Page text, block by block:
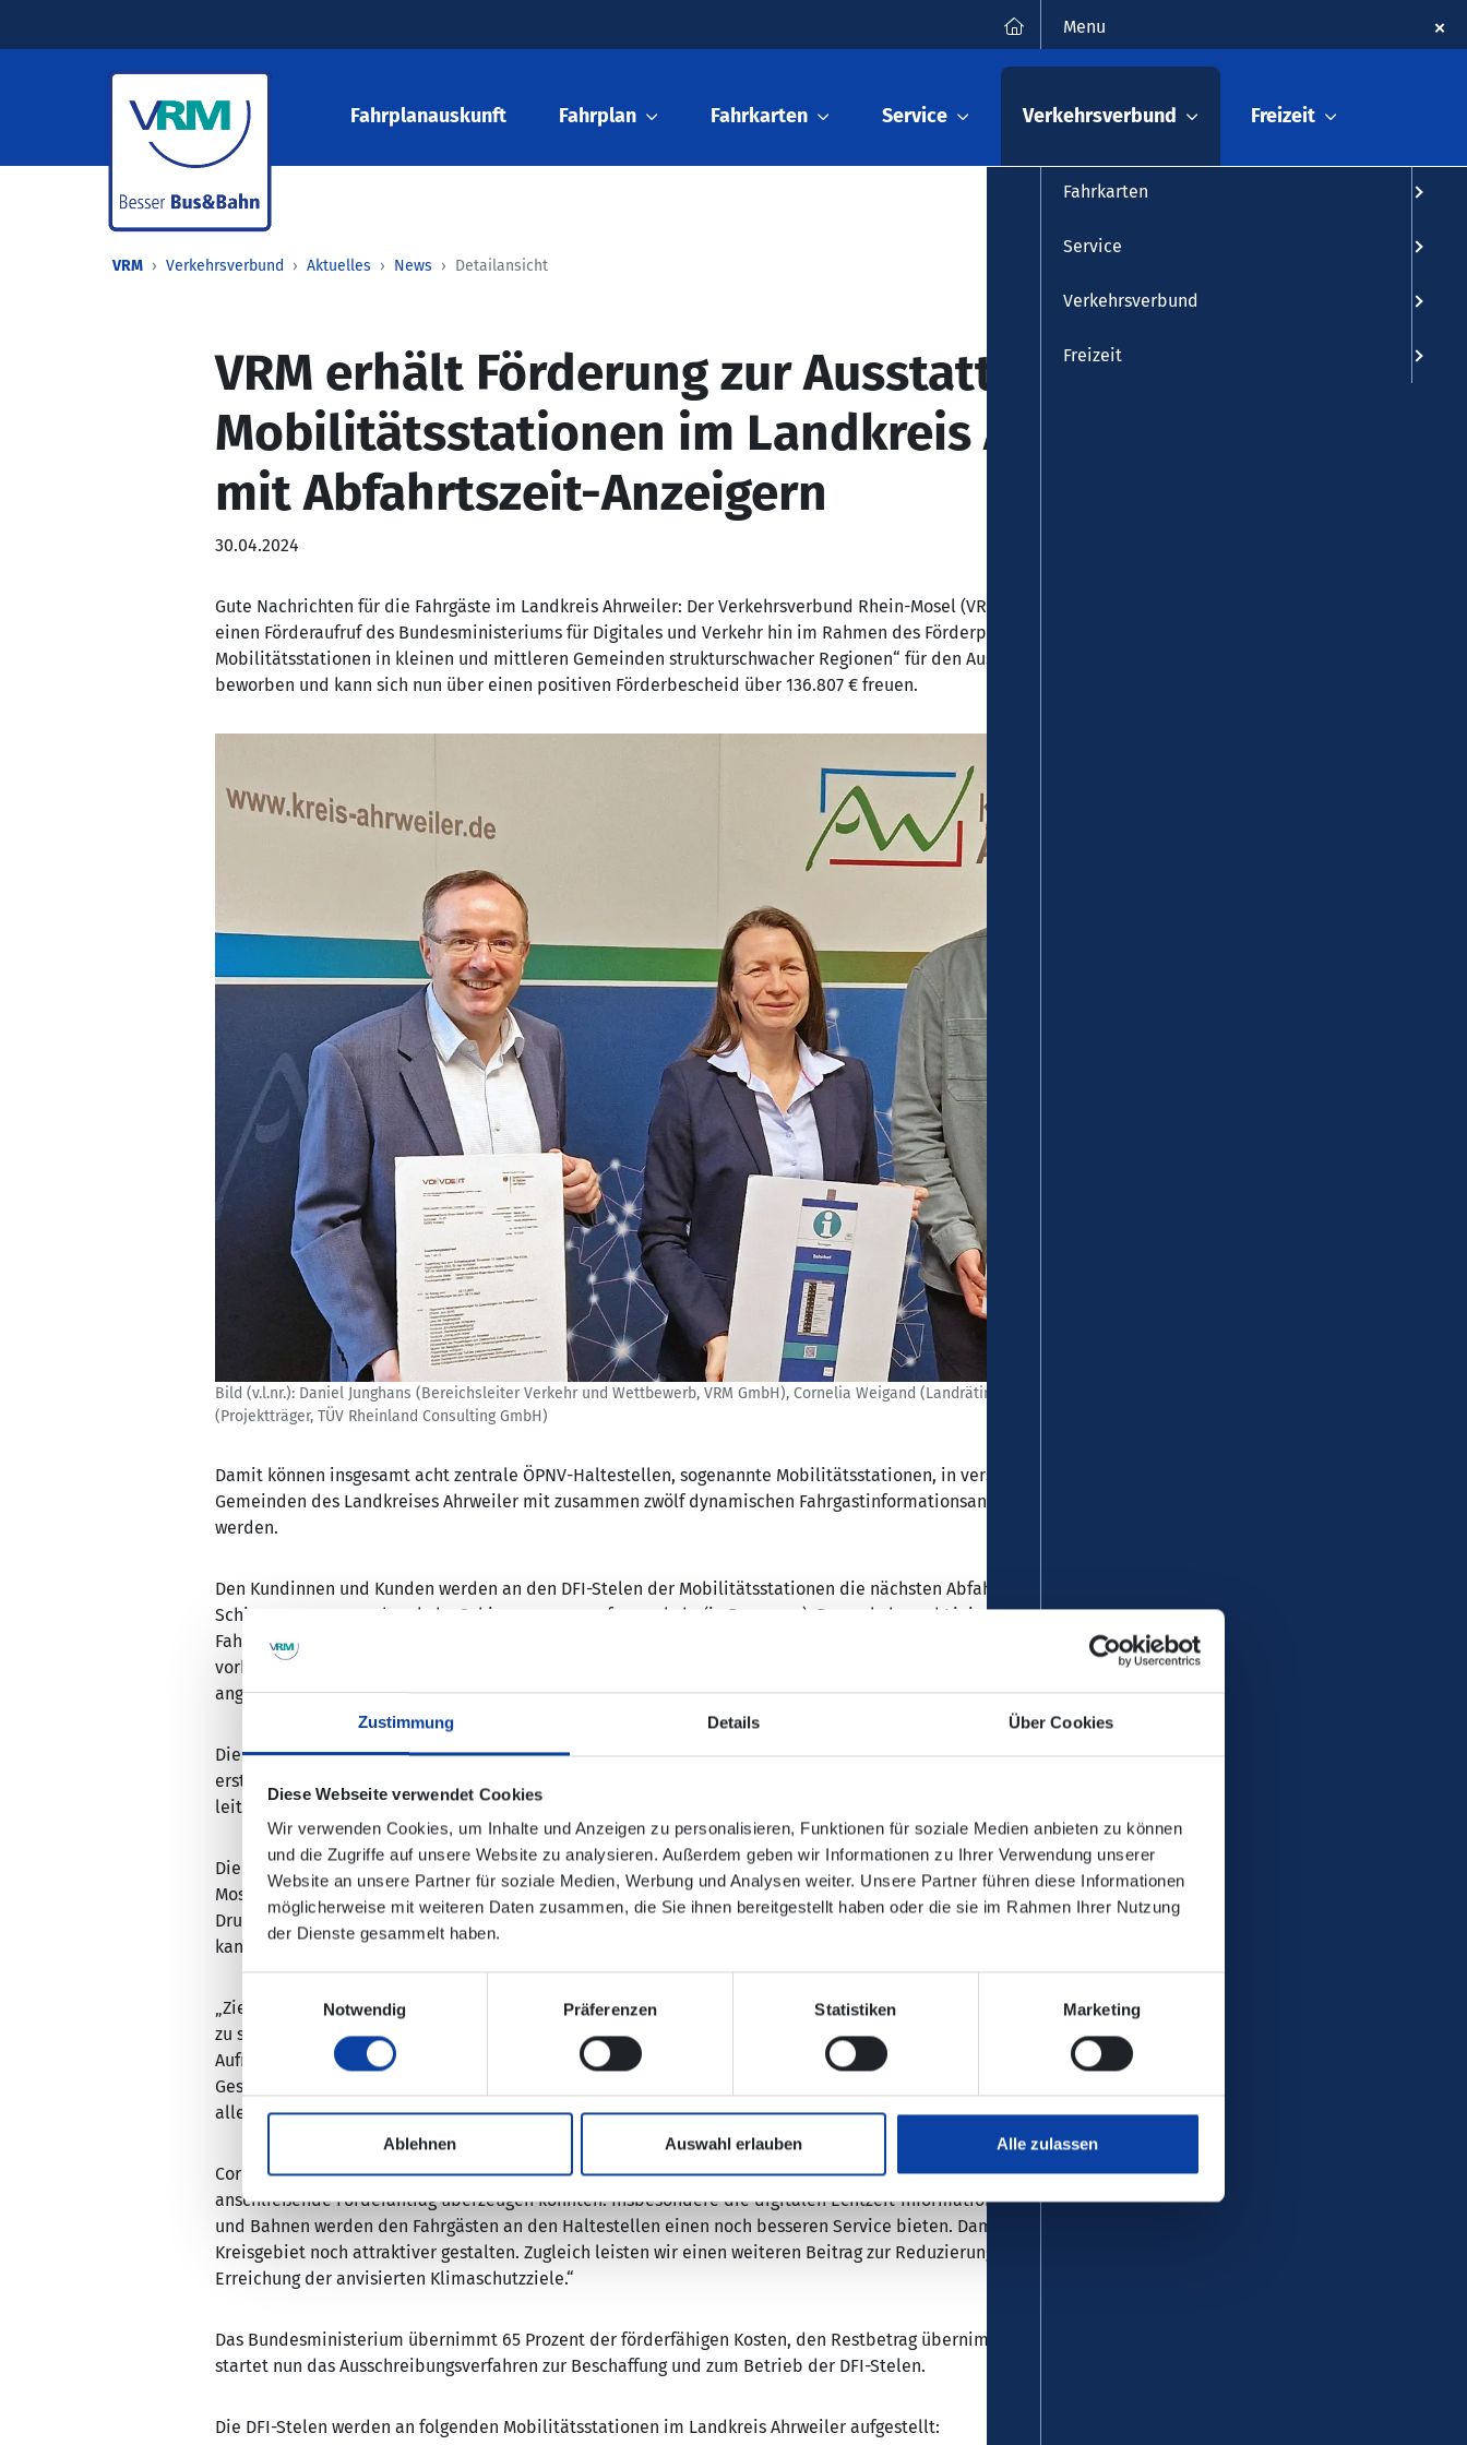
Zustimmung Details Über Cookies
Diese Webseite verwendet Cookies
Wir verwenden Cookies, um Inhalte und Anzeigen zu personalisieren, Funktionen für soziale Medien anbieten zu können
und die Zugriffe auf unsere Website zu analysieren. Außerdem geben wir Informationen zu Ihrer Verwendung unserer
Website an unsere Partner für soziale Medien, Werbung und Analysen weiter. Unsere Partner führen diese Informationen
möglicherweise mit weiteren Daten zusammen, die Sie ihnen bereitgestellt haben oder die sie im Rahmen Ihrer Nutzung
der Dienste gesammelt haben.
Notwendig
Präferenzen Statistiken Marketing
Ablehnen Auswahl erlauben Alle zulassen
Fahrplanauskunft Fahrplan Fahrkarten Service Verkehrsverbund Freizeit
VRM Verkehrsverbund Aktuelles News Detailansicht
VRM erhält Förderung zur Ausstattung der
Mobilitätsstationen im Landkreis Ahrweiler
mit Abfahrtszeit-Anzeigern
30.04.2024
Gute Nachrichten für die Fahrgäste im Landkreis Ahrweiler: Der Verkehrsverbund Rhein-Mosel (VRM) hatte sich im Herbst 2023 auf
einen Förderaufruf des Bundesministeriums für Digitales und Verkehr hin im Rahmen des Förderprogramms „Förderung von
Mobilitätsstationen in kleinen und mittleren Gemeinden strukturschwacher Regionen“ für den Ausbau von Mobilitätsstationen
beworben und kann sich nun über einen positiven Förderbescheid über 136.807 € freuen.
Bild (v.l.nr.): Daniel Junghans (Bereichsleiter Verkehr und Wettbewerb, VRM GmbH), Cornelia Weigand (Landrätin Kreis Ahrweiler), Julius Edling
(Projektträger, TÜV Rheinland Consulting GmbH)
Damit können insgesamt acht zentrale ÖPNV-Haltestellen, sogenannte Mobilitätsstationen, in verschiedenen Städten und
Gemeinden des Landkreises Ahrweiler mit zusammen zwölf dynamischen Fahrgastinformationsanzeigern (DFI-Stelen) ausgestattet
werden.
Den Kundinnen und Kunden werden an den DFI-Stelen der Mobilitätsstationen die nächsten Abfahrtszeiten im
Schienenpersonennahverkehr, Schienenpersonenfernverkehr (in Remagen), Busverkehr und Linienbedarfsverkehr (Anruf-Linien-
Fahrten) in Echtzeit übersichtlich mittels Anzeige auf ePaper zur Verfügung gestellt. Darüber hinaus wird auf den Stelen die aktuell
vorhandene Anzahl der an diesen Stationen ausleihbaren Fahrräder des im März 2024 gestarteten E-Bike-Verleihsystems
angezeigt.
Die Stromversorgung der DFI-Stelen wird kostengünstig und umweltfreundlich mittels moderner und leistungsstarker Solarzellen
erstellt, die Datenversorgung erfolgt über Mobilfunk. Dies reduziert die Tiefbau- und Betriebskosten gegenüber alternativ
leitungsgebundenen Ausführungen deutlich.
Die DFI-Stelen werden an die bestehende und anbieterübergreifende Fahrplan-Datendrehscheibe des Verkehrsverbundes Rhein-­
Mosel sowie die Datenbank des E-Bike-Betreibers angeschlossen. Zur Verbesserung der Barrierefreiheit stehen an den Stelen
Drucktasten zur Verfügung, mit denen man sich die Informationen über eine „Text to Speech“-Schnittstelle auch vorlesen lassen
kann.
„Ziel des Vorhabens ist es, den Bürgerinnen und Bürgern Echtzeitdaten für Bus und Bahn an den Mobilitätsstationen zur Verfügung
zu stellen. Der VRM will mit dem Anzeigen der genauen Abfahrtszeiten die Attraktivität der Nutzung des ÖPNV und die
Aufmerksamkeit für und Wahrnehmung der gut getakteten Busse und Bahnen in der Bevölkerung erhöhen,“ führt Stephan Pauly,
Geschäftsführer der VRM GmbH, aus. „Zudem sollen die Zugangsbarrieren zum ÖPNV abgesenkt und parallel zur Inanspruchnahme
aller Verkehrsmittel an den Mobilitätsstationen angeregt werden.“
Cornelia Weigand, Landrätin des Kreises Ahrweiler, ergänzt: „Ich freue mich sehr, dass die eingereichte Projektskizze und der
anschließende Förderantrag überzeugen konnten. Insbesondere die digitalen Echtzeit-Informationen zu den Abfahrten der Busse
und Bahnen werden den Fahrgästen an den Haltestellen einen noch besseren Service bieten. Damit können wir den ÖPNV im
Kreisgebiet noch attraktiver gestalten. Zugleich leisten wir einen weiteren Beitrag zur Reduzierung der CO2-Emissionen sowie der
Erreichung der anvisierten Klimaschutzziele.“
Das Bundesministerium übernimmt 65 Prozent der förderfähigen Kosten, den Restbetrag übernimmt die VRM-GmbH. Der VRM
startet nun das Ausschreibungsverfahren zur Beschaffung und zum Betrieb der DFI-Stelen.
Die DFI-Stelen werden an folgenden Mobilitätsstationen im Landkreis Ahrweiler aufgestellt:
Menu
Fahrkarten
Service
Verkehrsverbund
Freizeit